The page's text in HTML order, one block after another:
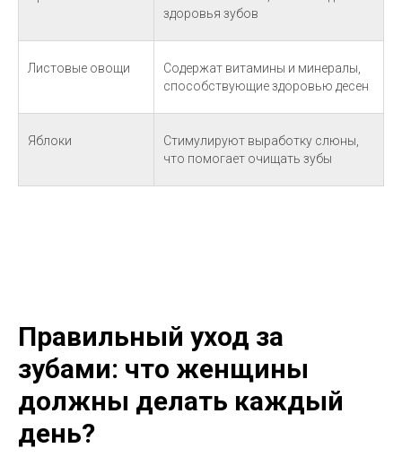
здоровья зубов
Листовые овощи
Содержат витамины и минералы,
способствующие здоровью десен
Яблоки
Стимулируют выработку слюны,
что помогает очищать зубы
Правильный уход за
зубами: что женщины
должны делать каждый
день?